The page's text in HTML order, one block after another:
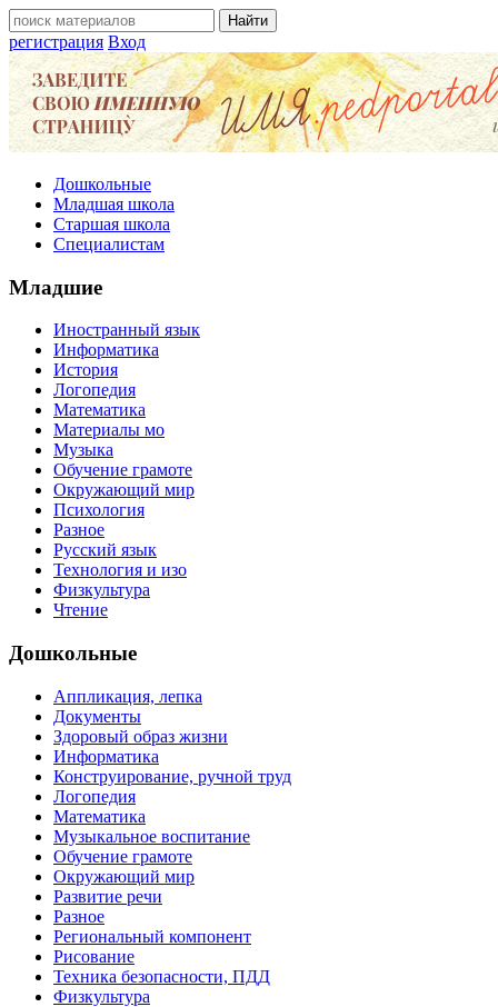
регистрация Вход
Дошкольные
Младшая школа
Старшая школа
Специалистам
Младшие
Иностранный язык
Информатика
История
Логопедия
Математика
Материалы мо
Музыка
Обучение грамоте
Окружающий мир
Психология
Разное
Русский язык
Технология и изо
Физкультура
Чтение
Дошкольные
Аппликация, лепка
Документы
Здоровый образ жизни
Информатика
Конструирование, ручной труд
Логопедия
Математика
Музыкальное воспитание
Обучение грамоте
Окружающий мир
Развитие речи
Разное
Региональный компонент
Рисование
Техника безопасности, ПДД
Физкультура